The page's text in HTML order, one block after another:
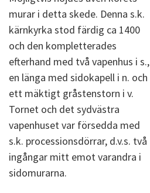
murar i detta skede. Denna s.k.
kärnkyrka stod färdig ca 1400
och den kompletterades
efterhand med två vapenhus i s.,
en länga med sidokapell i n. och
ett mäktigt gråstenstorn i v.
Tornet och det sydvästra
vapenhuset var försedda med
s.k. processionsdörrar, d.v.s. två
ingångar mitt emot varandra i
sidomurarna.